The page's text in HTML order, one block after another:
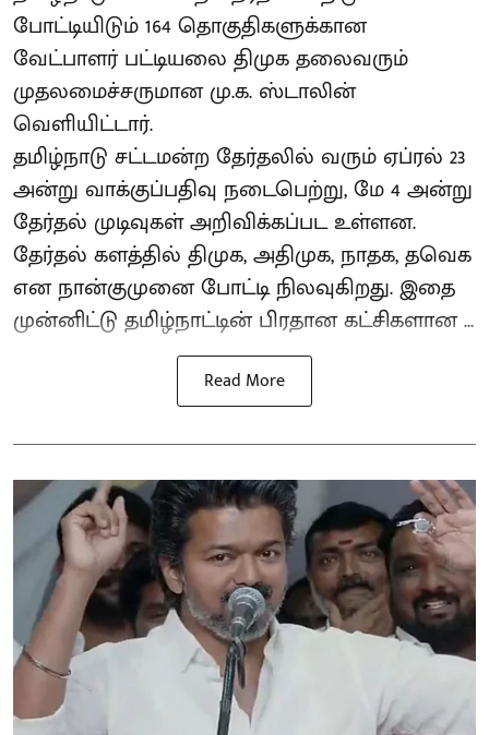
போட்டியிடும் 164 தொகுதிகளுக்கான
வேட்பாளர் பட்டியலை திமுக தலைவரும்
முதலமைச்சருமான மு.க. ஸ்டாலின்
வெளியிட்டார்.
தமிழ்நாடு சட்டமன்ற தேர்தலில் வரும் ஏப்ரல் 23
அன்று வாக்குப்பதிவு நடைபெற்று, மே 4 அன்று
தேர்தல் முடிவுகள் அறிவிக்கப்பட உள்ளன.
தேர்தல் களத்தில் திமுக, அதிமுக, நாதக, தவெக
என நான்குமுனை போட்டி நிலவுகிறது. இதை
முன்னிட்டு தமிழ்நாட்டின் பிரதான கட்சிகளான ...
Read More